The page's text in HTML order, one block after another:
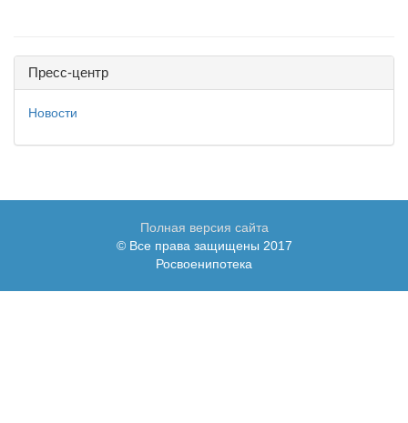
Пресс-центр
Новости
Полная версия сайта
© Все права защищены 2017
Росвоенипотека